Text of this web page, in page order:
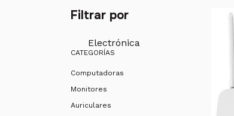
Filtrar por
Electrónica
CATEGORÍAS
Computadoras
Monitores
Auriculares